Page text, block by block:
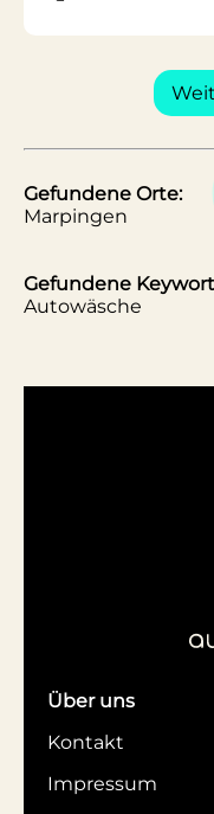
Gefundene Orte:
Marpingen
Gefundene
Autowäsche
Über uns
Kontakt
Impressum